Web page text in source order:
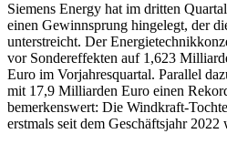
Siemens Energy hat im dritten
einen Gewinnsprung hingelegt, der
unterstreicht. Der
vor Sondereffekten auf 1,623
Euro im Vorjahresquartal. Parallel
mit 17,9 Milliarden Euro einen
bemerkenswert: Die Windkraft-
erstmals seit dem Geschäftsjahr